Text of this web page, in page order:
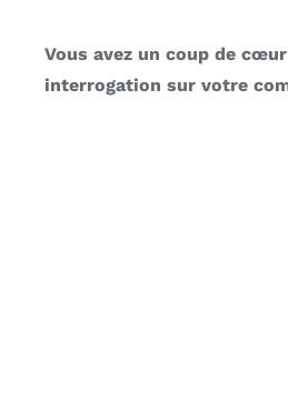
Vous avez un coup de
interrogation sur votre